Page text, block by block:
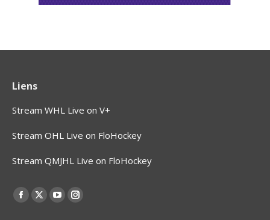
Liens
Stream WHL Live on V+
Stream OHL Live on FloHockey
Stream QMJHL Live on FloHockey
Find us on:
Facebook
X
YouTubeInstagram